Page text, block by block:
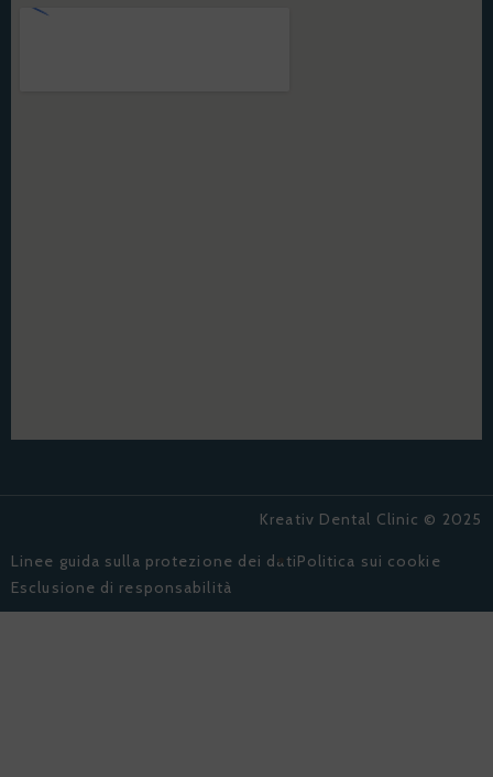
Kreativ Dental Clinic © 2025
Linee guida sulla protezione dei datiPolitica sui cookie
Esclusione di responsabilità